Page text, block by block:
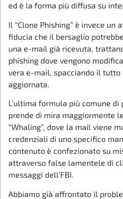
ed è la forma più diffusa su
Il “Clone Phishing” è invece un
fiducia che il bersaglio
una e-mail già ricevuta,
phishing dove vengono
vera e-mail, spacciando il tutto
aggiornata.
L’ultima formula più comune di
prende di mira maggiormente
“Whaling”, dove la mail viene
credenziali di uno specifico
contenuto è confezionato su
attraverso false lamentele di
messaggi dell’FBI.
Abbiamo già affrontato il